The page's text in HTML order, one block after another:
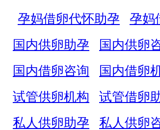
孕妈借卵代怀助孕
孕妈
国内供卵助孕
国内供卵
国内借卵咨询
国内借卵
试管供卵机构
试管借卵
私人供卵助孕
私人供卵